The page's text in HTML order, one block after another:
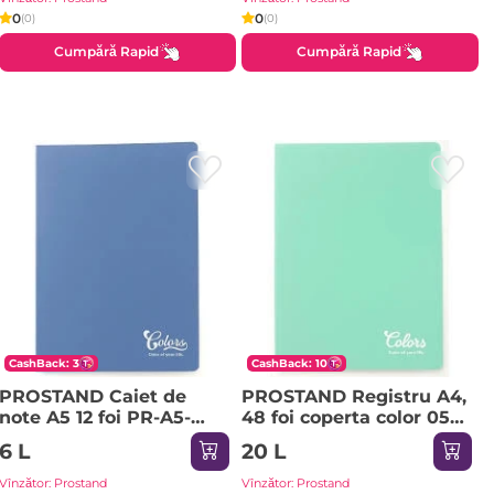
0(0)
Cumpără Rapid
0(0)
Cumpără Rapid
CashBack: 3
PROSTAND Caiet de
note A5 12 foi PR-A5-
MUZ /12
6 L
Vînzător: Prostand
CashBack: 10
PROSTAND Registru A4,
48 foi coperta color 05
PR-A4-REGISTRU-48
20 L
Vînzător: Prostand